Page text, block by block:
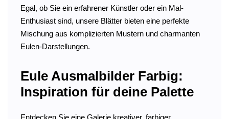
Egal, ob Sie ein erfahrener Künstler oder ein Mal-
Enthusiast sind, unsere Blätter bieten eine perfekte
Mischung aus komplizierten Mustern und charmanten
Eulen-Darstellungen.
Eule Ausmalbilder Farbig:
Inspiration für deine Palette
Entdecken Sie eine Galerie kreativer, farbiger